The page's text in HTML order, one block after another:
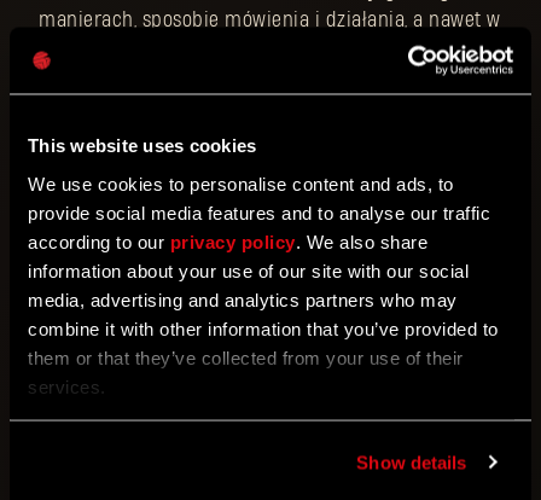
This website uses cookies
We use cookies to personalise content and ads, to
provide social media features and to analyse our traffic
according to our privacy policy . We also share
information about your use of our site with our social
media, advertising and analytics partners who may
combine it with other information that you’ve provided to
them or that they’ve collected from your use of their
services.
Show details
manierach, sposobie mówienia i działania, a nawet w
jego wyglądzie. Baron jest bogaty, inteligentny i
doskonale wykształcony. Studiował w Stanach
by przejąć farmaceutyczne imperium swojej
W tym kontekście wyobrażono go jako postać
otoczoną zaawansowaną technologią – coś
rzadkiego w postapokaliptycznych uniwersach.
Mimo że świat pogrążył się w chaosie, Baron ma
nieograniczony dostęp do zasobów, których
potrzebuje, by realizować swoje cele. Według niego
biżuterię, dzieła sztuki i zaawansowane urządzenia,